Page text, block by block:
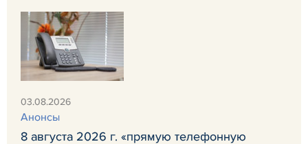
03.08.2026
Анонсы
8 августа 2026 г. «прямую телефонную